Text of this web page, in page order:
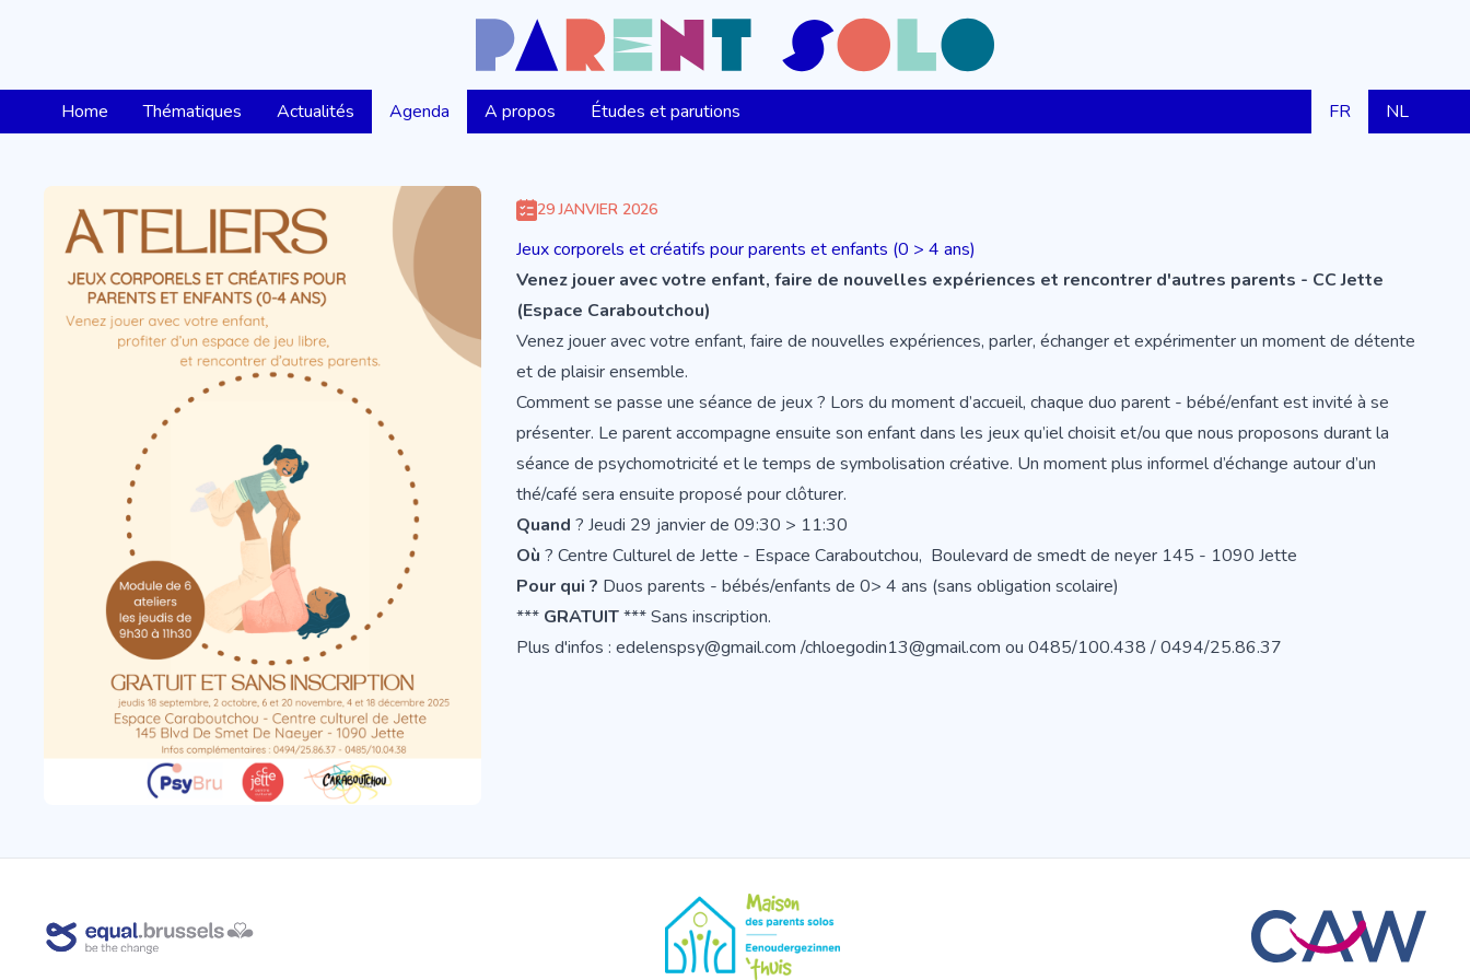
Home Thématiques Actualités Agenda A propos Études et parutions FR NL
29 JANVIER 2026
Jeux corporels et créatifs pour parents et enfants (0 > 4 ans)
Venez jouer avec votre enfant, faire de nouvelles expériences et rencontrer d'autres parents - CC Jette
(Espace Caraboutchou)
Venez jouer avec votre enfant, faire de nouvelles expériences, parler, échanger et expérimenter un moment de détente
et de plaisir ensemble.
Comment se passe une séance de jeux ? Lors du moment d’accueil, chaque duo parent - bébé/enfant est invité à se
présenter. Le parent accompagne ensuite son enfant dans les jeux qu’iel choisit et/ou que nous proposons durant la
séance de psychomotricité et le temps de symbolisation créative. Un moment plus informel d’échange autour d’un
thé/café sera ensuite proposé pour clôturer.
Quand ? Jeudi 29 janvier de 09:30 > 11:30
Où ? Centre Culturel de Jette - Espace Caraboutchou, Boulevard de smedt de neyer 145 - 1090 Jette
Pour qui ? Duos parents - bébés/enfants de 0> 4 ans (sans obligation scolaire)
*** GRATUIT*** Sans inscription.
Plus d'infos : edelenspsy@gmail.com /chloegodin13@gmail.com ou 0485/100.438 / 0494/25.86.37